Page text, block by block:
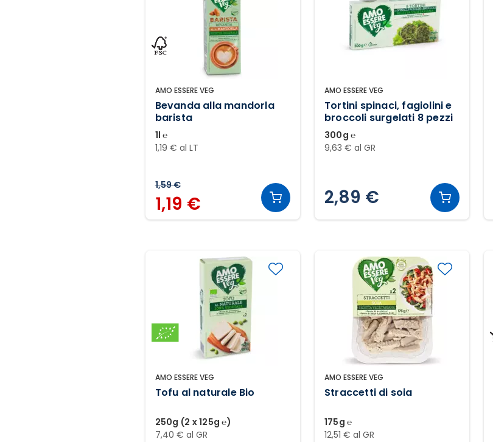
AMO ESSERE VEG
Bevanda alla mandorla
barista
1l ℮
1,19 € al LT
1,59 €
1,19 €
AMO ESSERE VEG
Tortini spinaci, fagiolini e
broccoli surgelati 8 pezzi
300g ℮
9,63 € al GR
2,89 €
AMO ESSERE VEG
Tofu al naturale Bio
250g (2 x 125g ℮)
7,40 € al GR
AMO ESSERE VEG
Straccetti di soia
175g ℮
12,51 € al GR